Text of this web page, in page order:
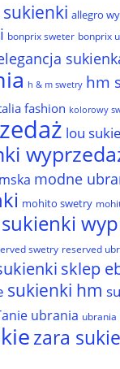
allegro
bonprix sweter bonprix
h & m swetry hm
fashion kolorowy
lou
modne
mohito swetry
swetry reserved
sklep
sukienki hm
ubrania ubrania
zara